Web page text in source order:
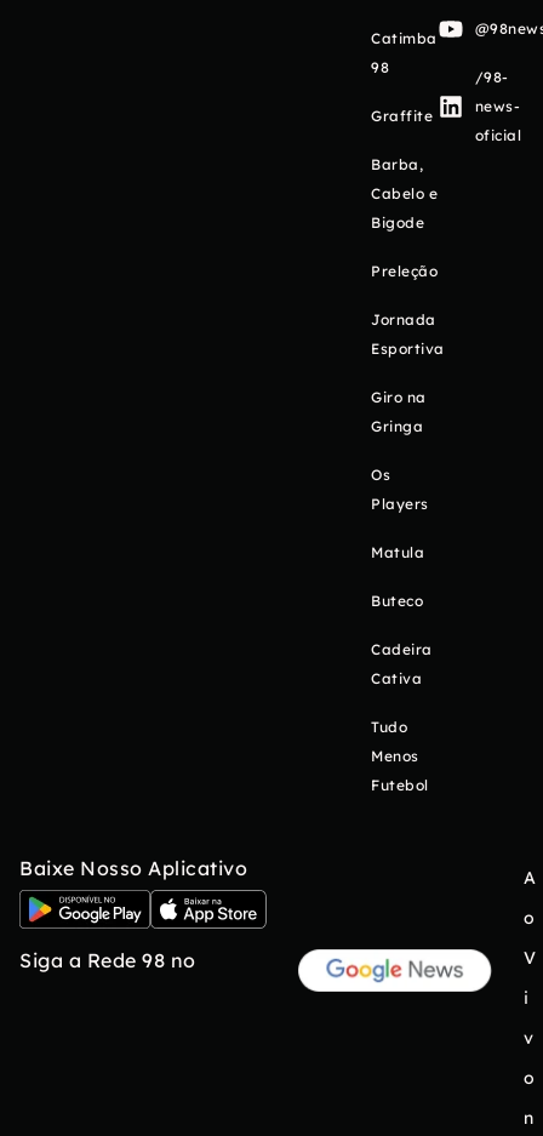
Catimba
98
Graffite
Barba,
Cabelo e
Bigode
Preleção
Jornada
Esportiva
Giro na
Gringa
Os
Players
Matula
Buteco
Cadeira
Cativa
Tudo
Menos
Futebol
/98-
news-
oficial
Baixe Nosso Aplicativo
Siga a Rede 98 no
A
o
V
i
v
o
n